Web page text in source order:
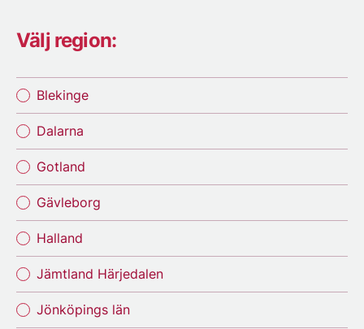
Välj region:
Blekinge
Dalarna
Gotland
Gävleborg
Halland
Jämtland Härjedalen
Jönköpings län